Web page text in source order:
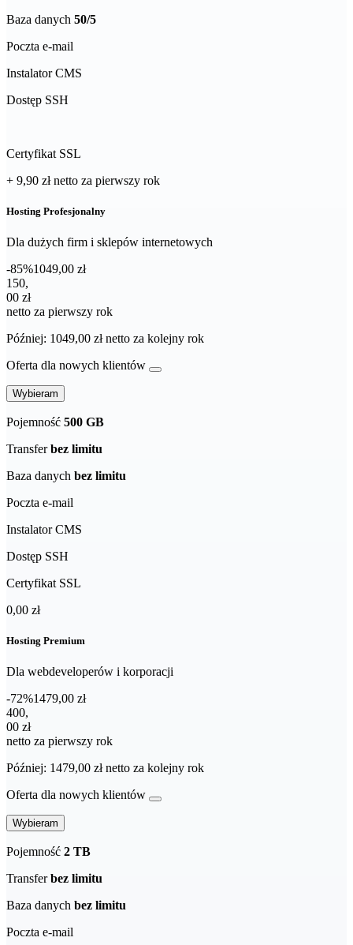
Baza danych 50/5
Poczta e-mail
Instalator CMS
Dostęp SSH
Certyfikat SSL
+ 9,90 złnetto za pierwszy rok
Hosting Profesjonalny
Dla dużych firm i sklepów internetowych
-85%1049,00 zł
150,00 zł netto za pierwszy rok
150,
00 zł
netto za pierwszy rok
Później: 1049,00 zł netto za kolejny rok
Oferta dla nowych klientów
Wybieram
Pojemność 500 GB
Transferbez limitu
Baza danych bez limitu
Poczta e-mail
Instalator CMS
Dostęp SSH
Certyfikat SSL
0,00 zł
Hosting Premium
Dla webdeveloperów i korporacji
-72%1479,00 zł
400,00 zł netto za pierwszy rok
400,
00 zł
netto za pierwszy rok
Później: 1479,00 zł netto za kolejny rok
Oferta dla nowych klientów
Wybieram
Pojemność 2 TB
Transferbez limitu
Baza danych bez limitu
Poczta e-mail